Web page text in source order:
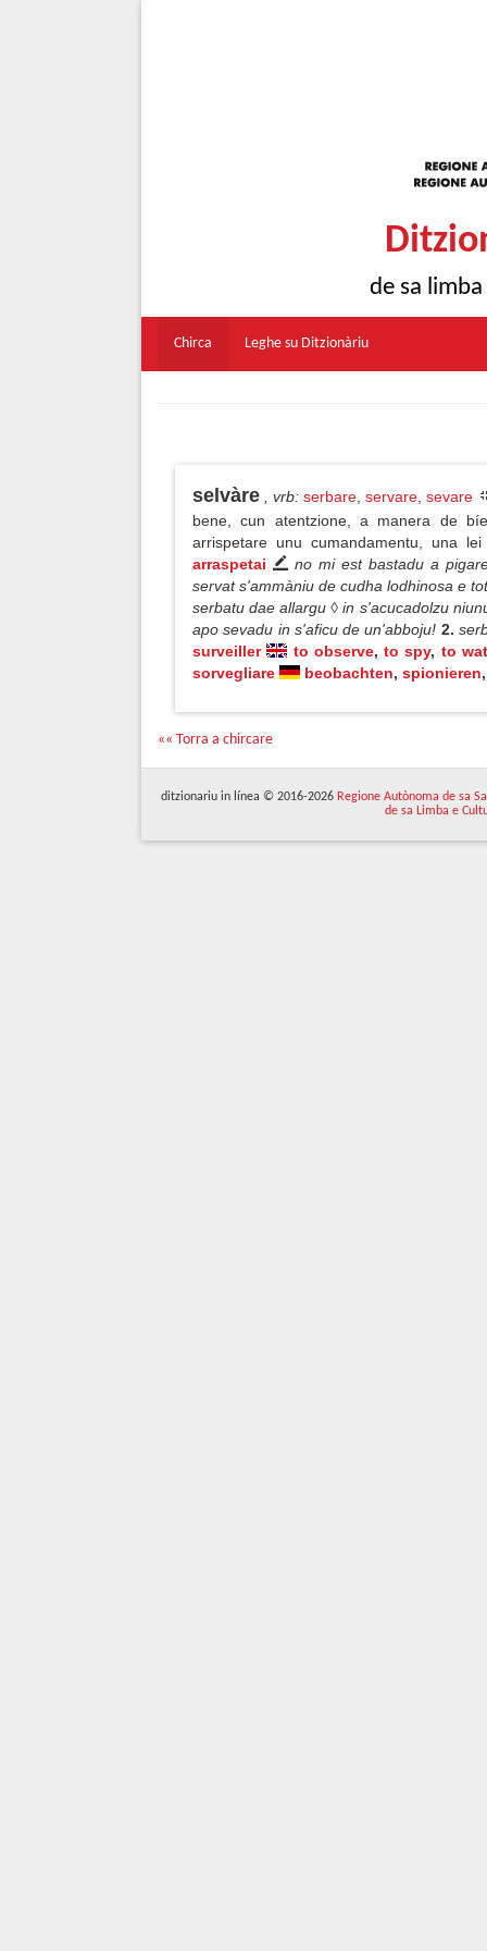
de sa
Chirca Leghe su Ditzionàriu
selvàre , vrb: serbare servare sevare
bene, cun atentzione, a manera de
arrispetare unu cumandamentu, una
arraspetai
no mi est bastadu a
servat s'ammàniu de cudha lodhinosa e
serbatu dae allargu ◊ in s'acucadolzu
apo sevadu in s'aficu de un'abboju! 2.
surveiller
to observe, to spy, to
sorvegliare
beobachten, spionieren,
«« Torra a chircare
ditzionariu in línea © 2016-2026 Regione Autònoma de sa
de sa Limba e